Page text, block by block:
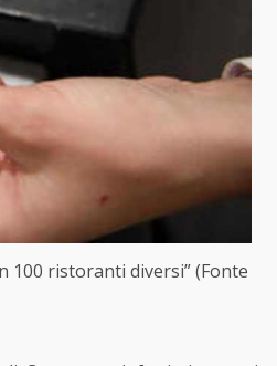
100 ristoranti diversi” (Fonte